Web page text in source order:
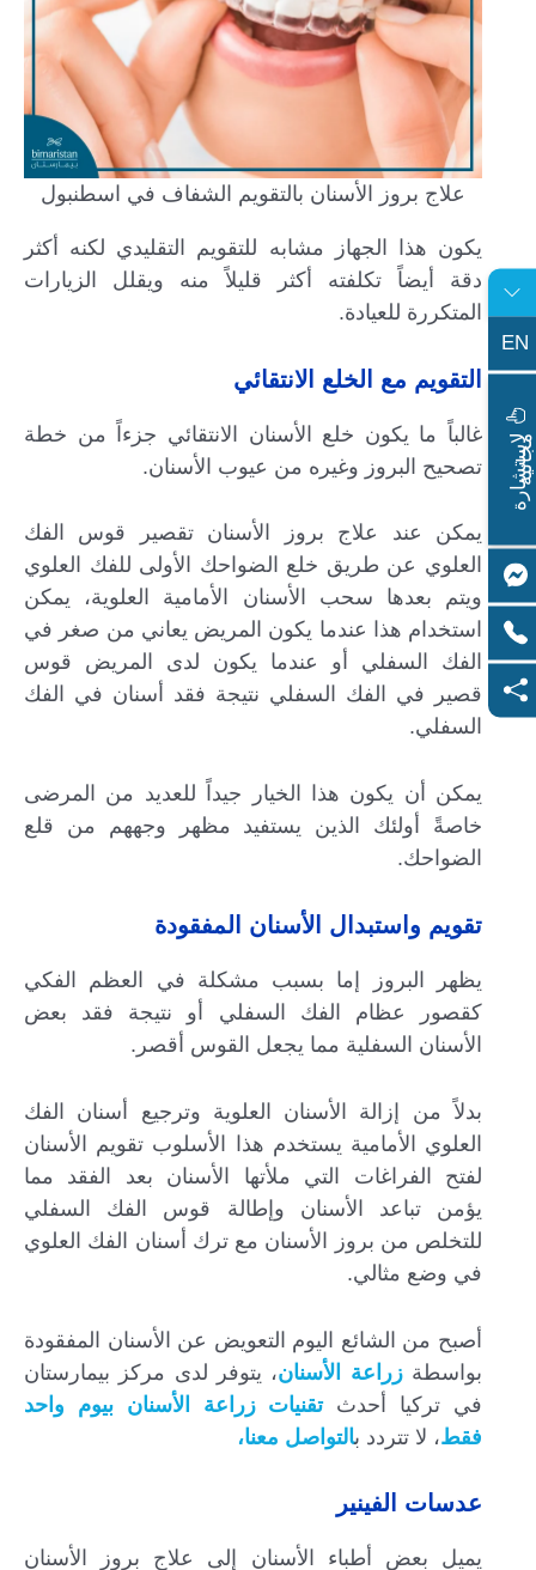
علاج بروز الأسنان بالتقويم الشفاف في اسطنبول
يكون هذا الجهاز مشابه للتقويم التقليدي لكنه أكثر
دقة أيضاً تكلفته أكثر قليلاً منه ويقلل الزيارات
المتكررة للعيادة.
التقويم مع الخلع الانتقائي
غالباً ما يكون خلع الأسنان الانتقائي جزءاً من خطة
تصحيح البروز وغيره من عيوب الأسنان.
يمكن عند علاج بروز الأسنان تقصير قوس الفك
العلوي عن طريق خلع الضواحك الأولى للفك العلوي
ويتم بعدها سحب الأسنان الأمامية العلوية، يمكن
استخدام هذا عندما يكون المريض يعاني من صغر في
الفك السفلي أو عندما يكون لدى المريض قوس
قصير في الفك السفلي نتيجة فقد أسنان في الفك
السفلي.
يمكن أن يكون هذا الخيار جيداً للعديد من المرضى
خاصةً أولئك الذين يستفيد مظهر وجههم من قلع
الضواحك.
تقويم واستبدال الأسنان المفقودة
يظهر البروز إما بسبب مشكلة في العظم الفكي
كقصور عظام الفك السفلي أو نتيجة فقد بعض
الأسنان السفلية مما يجعل القوس أقصر.
بدلاً من إزالة الأسنان العلوية وترجيع أسنان الفك
العلوي الأمامية يستخدم هذا الأسلوب تقويم الأسنان
لفتح الفراغات التي ملأتها الأسنان بعد الفقد مما
يؤمن تباعد الأسنان وإطالة قوس الفك السفلي
للتخلص من بروز الأسنان مع ترك أسنان الفك العلوي
في وضع مثالي.
أصبح من الشائع اليوم التعويض عن الأسنان المفقودة
بواسطة زراعة الأسنان، يتوفر لدى مركز بيمارستان
في تركيا أحدث تقنيات زراعة الأسنان بيوم واحد
فقط، لا تتردد بالتواصل معنا،
عدسات الفينير
يميل بعض أطباء الأسنان إلى علاج بروز الأسنان
EN
ل
ا
س
ت
ش
ا
ر
ة
م
ج
ا
ن
ي
ة